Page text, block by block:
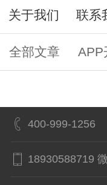
关于我们 联系
全部文章 APP
400-999-1256
18930588719